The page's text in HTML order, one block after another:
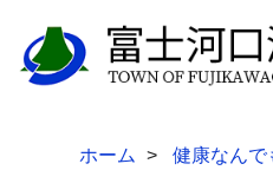
ホーム 健康なん